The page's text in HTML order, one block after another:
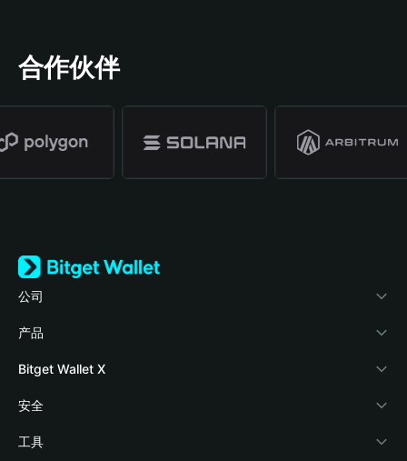
合作伙伴
公司
关于 Bitget Wallet
博客
学院
加密资讯
产品
加密卡
稳定币理财
Payfi Crypto
Bitget Wallet X
开发者文档
接入钱包
安全
风险保障基金
工具